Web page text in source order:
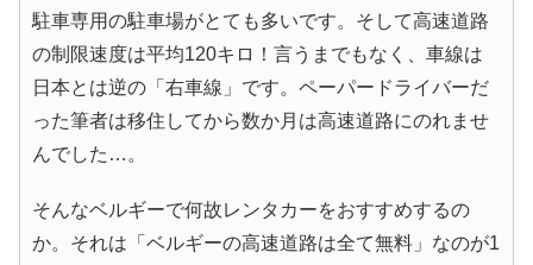
駐車専用の駐車場がとても多いです。そして高速道路
の制限速度は平均120キロ！言うまでもなく、車線は
日本とは逆の「右車線」です。ペーパードライバーだ
った筆者は移住してから数か月は高速道路にのれませ
んでした…。
そんなベルギーで何故レンタカーをおすすめするの
か。それは「ベルギーの高速道路は全て無料」なのが1